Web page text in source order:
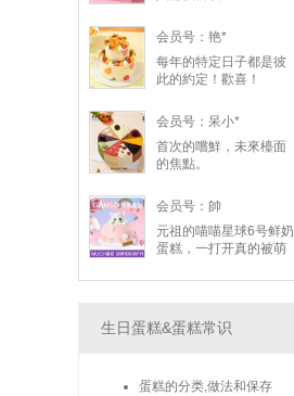
会员号：艳*
每年的特定日子都是彼
此的約定！歡喜！
会员号：呆小*
首次的嚐鮮，未來檯面
的焦點。
会员号：帥
元祖的喵喵星球6号鲜奶
蛋糕，一打开真的被萌
睛，拍起来超好看。本
但普普，没想到口感意
外惊艳，动物鲜奶油吃
松软，搭配客制的夹层
生日蛋糕&蛋糕常识
蛋糕的分类,做法和保存